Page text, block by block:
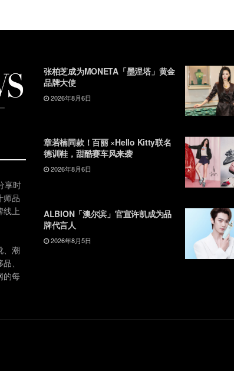
享时
师品
线上
、潮
、
的每
张柏芝成为MONETA「墨涅塔」黄金
品牌大使
2026年8月6日
章若楠同款！百丽 ×Hello Kitty联名
德训鞋，甜酷赛车风来袭
2026年8月6日
ALBION「澳尔滨」官宣许凯成为品
牌代言人
2026年8月5日